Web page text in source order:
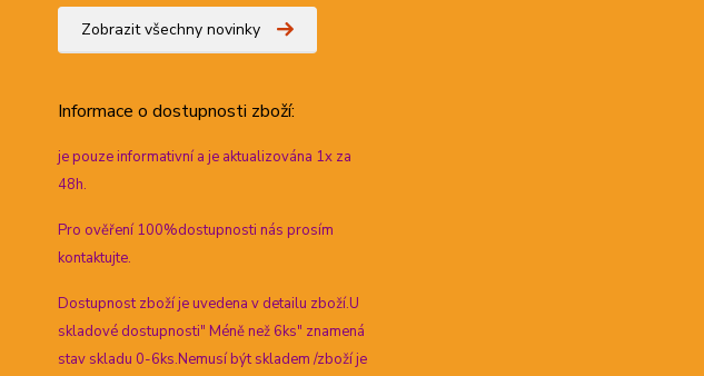
Zobrazit všechny novinky
Informace o dostupnosti zboží:
je pouze informativní a je aktualizována 1x za
48h.
Pro ověření 100%dostupnosti nás prosím
kontaktujte.
Dostupnost zboží je uvedena v detailu zboží.U
skladové dostupnosti" Méně než 6ks" znamená
stav skladu 0-6ks.Nemusí být skladem /zboží je